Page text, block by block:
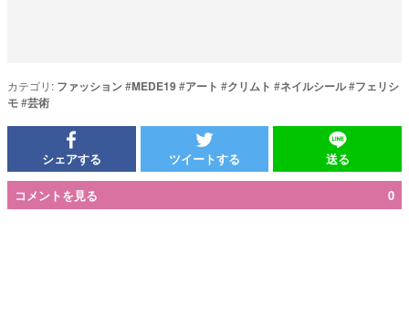
カテゴリ: ファッション#MEDE19#アート #クリムト #ネイルシール#フェリシ
モ#芸術
シェアする ツイートする 送る
コメントを見る 0